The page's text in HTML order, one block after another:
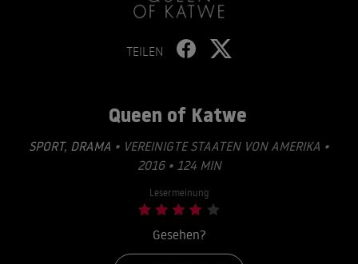
TEILEN
Queen of Katwe
SPORT, DRAMA • VEREINIGTE STAATEN VON AMERIKA •
2016 • 124 MIN
Lesermeinung
Gesehen?